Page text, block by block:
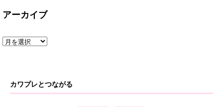
アーカイブ
カワプレとつながる